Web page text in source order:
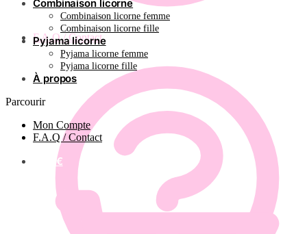
F.A.Q / Contact
Combinaison licorne
Combinaison licorne femme
Combinaison licorne fille
Pyjama licorne
Pyjama licorne femme
Pyjama licorne fille
À propos
Parcourir
Mon Compte
F.A.Q / Contact
€